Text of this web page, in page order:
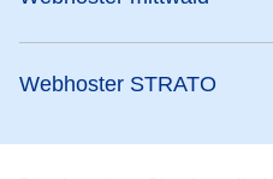
Webhoster STRATO